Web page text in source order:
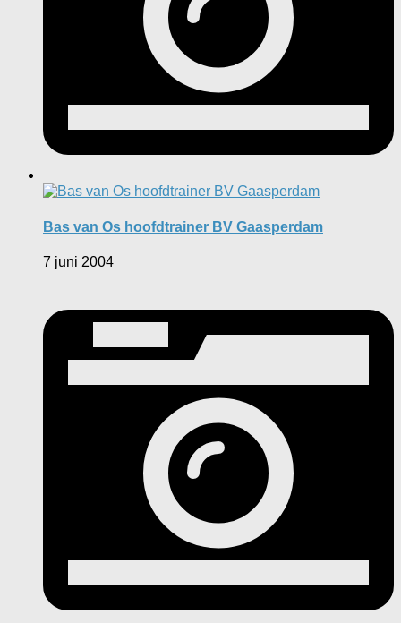
Bas van Os hoofdtrainer BV Gaasperdam
7 juni 2004